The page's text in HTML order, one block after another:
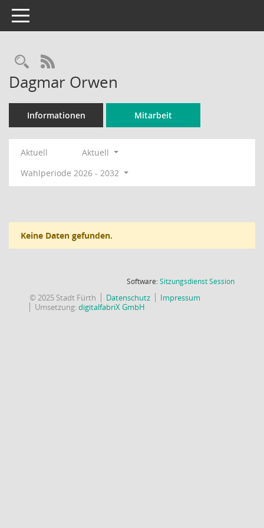
Toggle navigation
Rechercheauswahl
RSS-Feed
Dagmar Orwen
Informationen Mitarbeit
Aktuell
Aktuell
Wahlperiode 2026 - 2032
Keine Daten gefunden.
Software:SitzungsdienstSession(Wird in
© 2025 Stadt Fürth Datenschutz
Impressum
Umsetzung:digitalfabriX GmbH